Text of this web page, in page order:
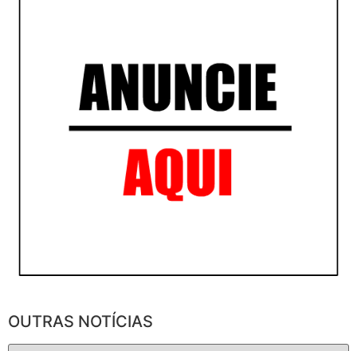
OUTRAS NOTÍCIAS